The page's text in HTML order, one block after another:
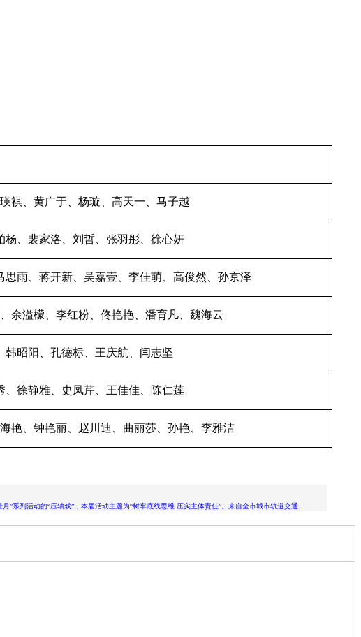
祺、黄广于、杨璇、高天一、马子越
、裴家洛、刘哲、张羽彤、徐心妍
雨、蒋开新、吴嘉壹、李佳萌、高俊然、孙京泽
余溢檬、李红粉、佟艳艳、潘育凡、魏海云
昭阳、孔德标、王庆航、闫志坚
徐静雅、史凤芹、王佳佳、陈仁莲
艳、钟艳丽、赵川迪、曲丽莎、孙艳、李雅洁
列活动的“压轴戏”，本届活动主题为“树牢底线思维 压实主体责任”。来自全市城市轨道交通…